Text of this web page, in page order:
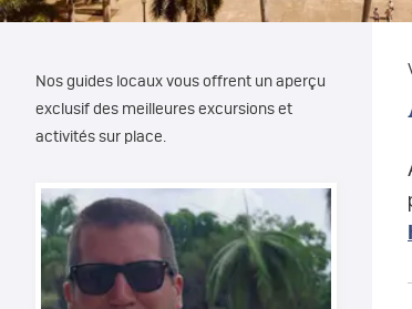
Nos guides locaux vous offrent un aperçu
exclusif des meilleures excursions et
activités sur place.